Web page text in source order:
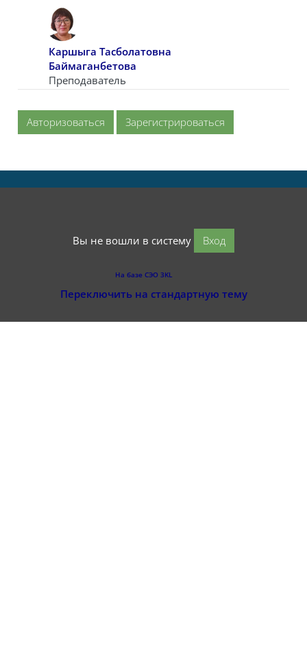
Каршыга Тасболатовна
Баймаганбетова
Преподаватель
Авторизоваться Зарегистрироваться
Вы не вошли в систему Вход
На базе СЭО 3KL
Переключить на стандартную тему